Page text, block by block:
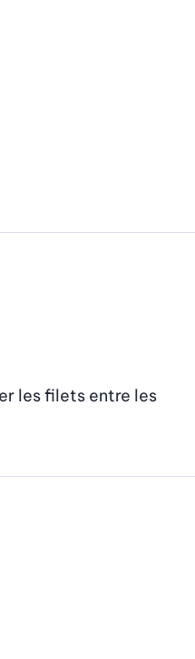
les filets entre les